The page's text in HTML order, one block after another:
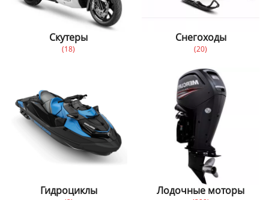
Скутеры
(18)
Снегоходы
(20)
Гидроциклы Лодочные моторы